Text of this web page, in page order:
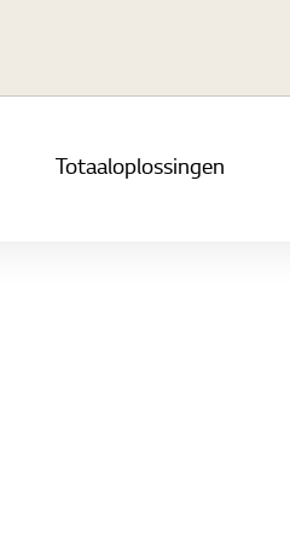
Totaaloplossingen